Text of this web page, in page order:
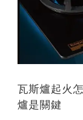
瓦斯爐起火
爐是關鍵